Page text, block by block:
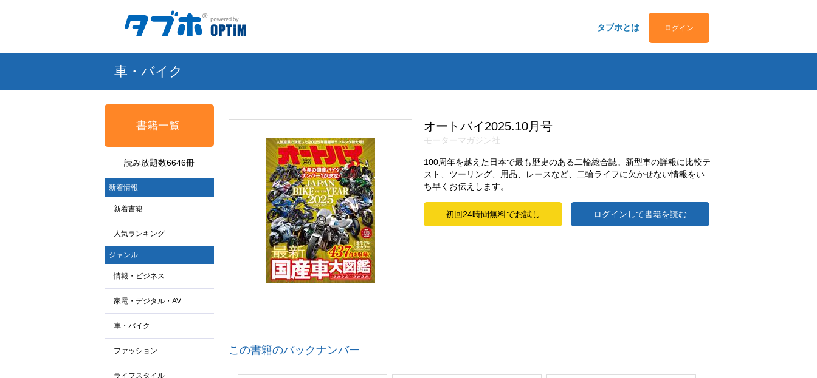
タブホとは ログイン
車・バイク
書籍一覧
読み放題数6646冊
新着情報
新着書籍
人気ランキング
ジャンル
情報・ビジネス
家電・デジタル・AV
車・バイク
ファッション
ライフスタイル
オートバイ2025.10月号
モーターマガジン社
100周年を越えた日本で最も歴史のある二輪総合誌。新型車の詳報に比較テ
スト、ツーリング、用品、レースなど、二輪ライフに欠かせない情報をい
ち早くお伝えします。
初回24時間無料でお試し ログインして書籍を読む
この書籍のバックナンバー